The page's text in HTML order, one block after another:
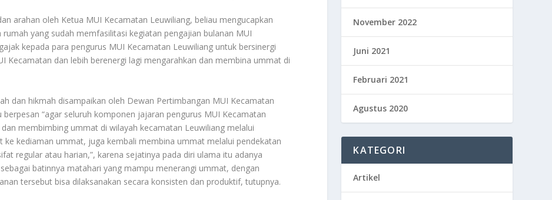
arahan oleh Ketua MUI Kecamatan Leuwiliang, beliau mengucapkan
yang sudah memfasilitasi kegiatan pengajian bulanan MUI
kepada para pengurus MUI Kecamatan Leuwiliang untuk bersinergi
Kecamatan dan lebih berenergi lagi mengarahkan dan membina ummat di
dan hikmah disampaikan oleh Dewan Pertimbangan MUI Kecamatan
“agar seluruh komponen jajaran pengurus MUI Kecamatan
membimbing ummat di wilayah kecamatan Leuwiliang melalui
ke kediaman ummat, juga kembali membina ummat melalui pendekatan
regular atau harian,”, karena sejatinya pada diri ulama itu adanya
sebagai batinnya matahari yang mampu menerangi ummat, dengan
tersebut bisa dilaksanakan secara konsisten dan produktif, tutupnya.
November 2022
Juni 2021
Februari 2021
Agustus 2020
KATEGORI
Artikel